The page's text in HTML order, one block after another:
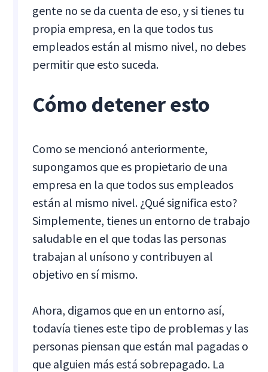
gente no se da cuenta de eso, y si tienes tu
propia empresa, en la que todos tus
empleados están al mismo nivel, no debes
permitir que esto suceda.
Cómo detener esto
Como se mencionó anteriormente,
supongamos que es propietario de una
empresa en la que todos sus empleados
están al mismo nivel. ¿Qué significa esto?
Simplemente, tienes un entorno de trabajo
saludable en el que todas las personas
trabajan al unísono y contribuyen al
objetivo en sí mismo.
Ahora, digamos que en un entorno así,
todavía tienes este tipo de problemas y las
personas piensan que están mal pagadas o
que alguien más está sobrepagado. La